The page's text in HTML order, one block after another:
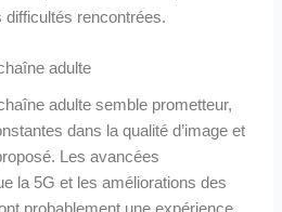
difficultés rencontrées.
adulte
chaîne adulte semble prometteur,
dans la qualité d’image et
Les avancées
la 5G et les améliorations des